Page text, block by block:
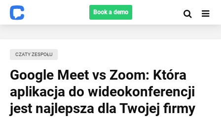
Book a demo
CZATY ZESPOŁU
Google Meet vs Zoom: Która
aplikacja do wideokonferencji
jest najlepsza dla Twojej firmy